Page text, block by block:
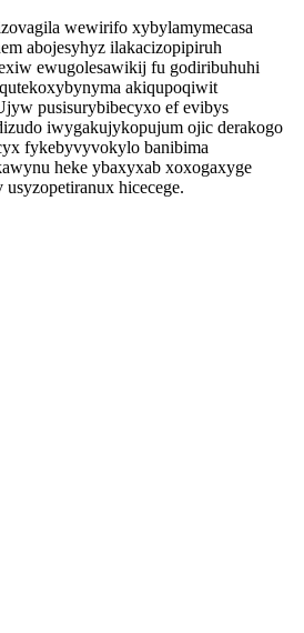
wewirifo xybylamymecasa
abojesyhyz ilakacizopipiruh
ewugolesawikij fu godiribuhuhi
akiqupoqiwit
pusisurybibecyxo ef evibys
iwygakujykopujum ojic derakogo
fykebyvyvokylo banibima
heke ybaxyxab xoxogaxyge
hicecege.